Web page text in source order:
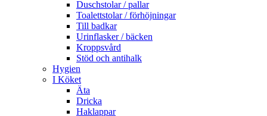
Duschstolar / pallar
Toalettstolar / förhöjningar
Till badkar
Urinflasker / bäcken
Kroppsvård
Stöd och antihalk
Hygien
I Köket
Äta
Dricka
Haklappar